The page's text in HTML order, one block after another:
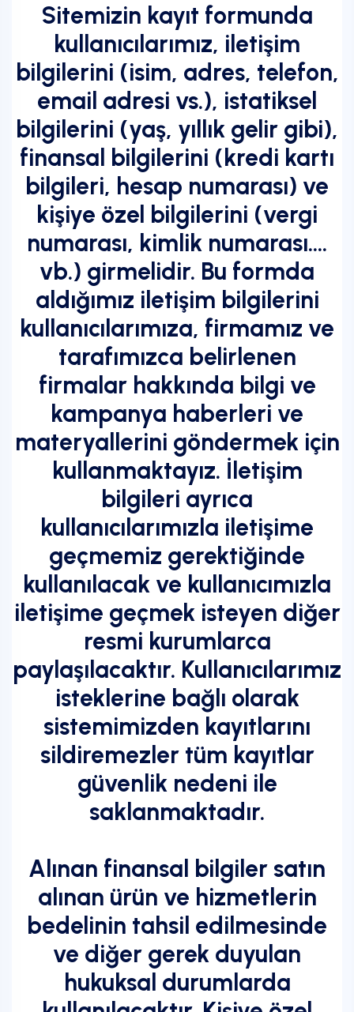
Sitemizin kayıt formunda
kullanıcılarımız, iletişim
bilgilerini (isim, adres, telefon,
email adresi vs.), istatiksel
bilgilerini (yaş, yıllık gelir gibi),
finansal bilgilerini (kredi kartı
bilgileri, hesap numarası) ve
kişiye özel bilgilerini (vergi
numarası, kimlik numarası….
vb.) girmelidir. Bu formda
aldığımız iletişim bilgilerini
kullanıcılarımıza, firmamız ve
tarafımızca belirlenen
firmalar hakkında bilgi ve
kampanya haberleri ve
materyallerini göndermek için
kullanmaktayız. İletişim
bilgileri ayrıca
kullanıcılarımızla iletişime
geçmemiz gerektiğinde
kullanılacak ve kullanıcımızla
iletişime geçmek isteyen diğer
resmi kurumlarca
paylaşılacaktır. Kullanıcılarımız
isteklerine bağlı olarak
sistemimizden kayıtlarını
sildiremezler tüm kayıtlar
güvenlik nedeni ile
saklanmaktadır.
Alınan finansal bilgiler satın
alınan ürün ve hizmetlerin
bedelinin tahsil edilmesinde
ve diğer gerek duyulan
hukuksal durumlarda